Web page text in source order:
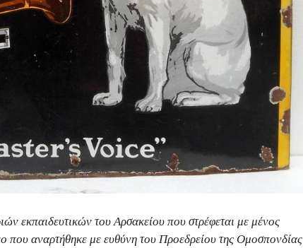
εκπαιδευτικών του Αρσακείου που στρέφεται με μένος
που αναρτήθηκε με ευθύνη του Προεδρείου της Ομοσπονδίας